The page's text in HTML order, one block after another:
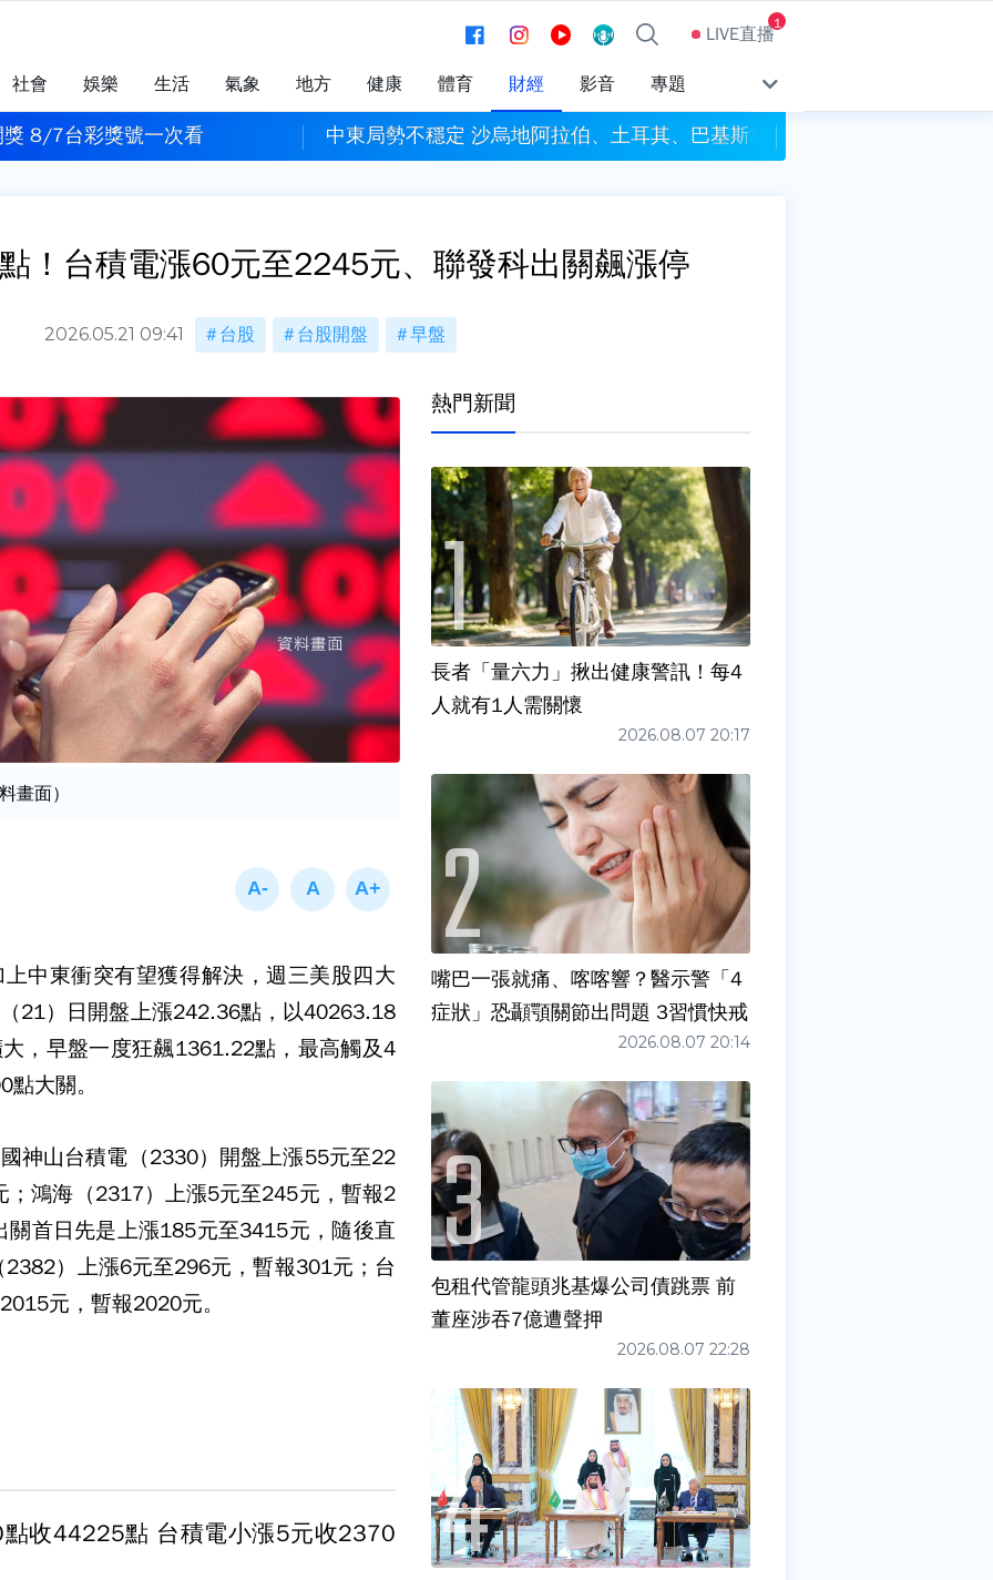
LIVE直播1
社會 娛樂 生活 氣象 地方 健康 體育 財經 影音 專題
8/7台彩獎號一次看 中東局勢不穩定 沙烏地阿拉伯、土耳其、巴基斯坦簽署共同防禦條約
！台積電漲60元至2245元、聯發科出關飆漲停
2026.05.21 09:41 台股 台股開盤 早盤
畫面）
中東衝突有望獲得解決，週三美股四大
21）日開盤上漲242.36點，以40263.18
，早盤一度狂飆1361.22點，最高觸及4
大關。
神山台積電（2330）開盤上漲55元至22
鴻海（2317）上漲5元至245元，暫報2
首日先是上漲185元至3415元，隨後直
）上漲6元至296元，暫報301元；台
元，暫報2020元。
收44225點 台積電小漲5元收2370
熱門新聞
長者「量六力」揪出健康警訊！每4
人就有1人需關懷
2026.08.07 20:17
嘴巴一張就痛、喀喀響？醫示警「4
症狀」恐顳顎關節出問題 3習慣快戒
2026.08.07 20:14
包租代管龍頭兆基爆公司債跳票 前
董座涉吞7億遭聲押
2026.08.07 22:28